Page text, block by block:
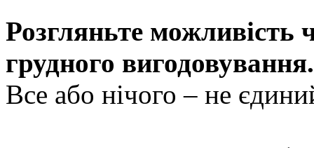
Розгляньте можливість
грудного вигодовування.
Все або нічого – не